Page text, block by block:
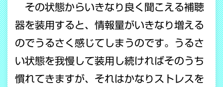
その状態からいきなり良く聞こえる補聴
器を装用すると、情報量がいきなり増える
のでうるさく感じてしまうのです。うるさ
い状態を我慢して装用し続ければそのうち
慣れてきますが、それはかなりストレスを